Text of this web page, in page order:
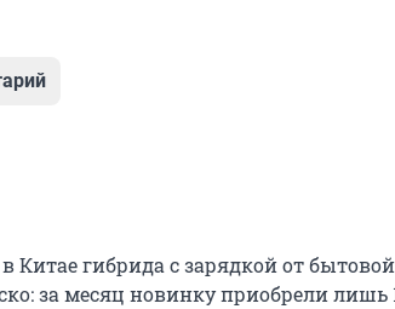
Китае гибрида с зарядкой от
за месяц новинку приобрели лишь